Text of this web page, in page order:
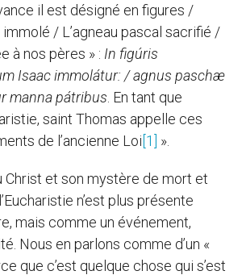
il est désigné en figures /
immolé / L’agneau pascal sacrifié /
à nos pères » : In figúris
Isaac immolátur: / agnus paschæ
manna pátribus . En tant que
saint Thomas appelle ces
de l’ancienne Loi[1] ».
Christ et son mystère de mort et
n’est plus présente
mais comme un événement,
Nous en parlons comme d’un «
que c’est quelque chose qui s’est